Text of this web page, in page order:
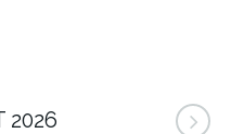
2026